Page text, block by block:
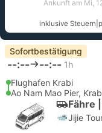
Ankunft am Mi,
inklusive Steuern
Sofortbestätigung
--:-- --:-- 1h
Flughafen Krabi
Ao Nam Mao Pier,
Fähre
Jijie